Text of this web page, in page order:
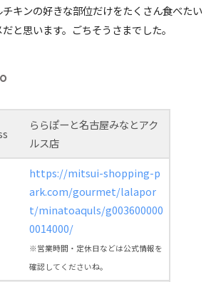
キンの好きな部位だけをたくさん食べたい
と思います。ごちそうさまでした。
ららぽーと名古屋みなとアク
ルス店
https://mitsui-shopping-p
ark.com/gourmet/lalapor
t/minatoaquls/g003600000
0014000/
※営業時間・定休日などは公式情報を
確認してくださいね。